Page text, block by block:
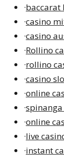
·baccarat
·casino
·casino
·Rollino
·rollino
·casino
·online
·
·online
·live
·instant